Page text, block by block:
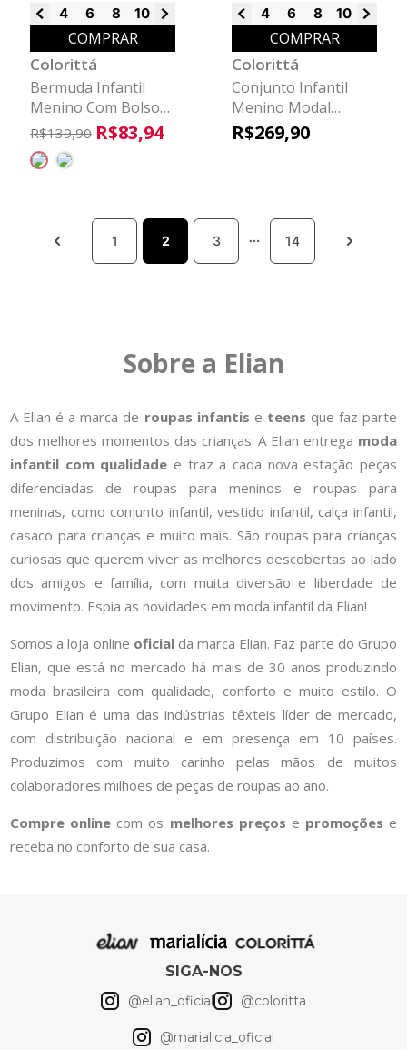
4 6 8 10 12
COMPRAR
Colorittá
Bermuda Infantil
Menino Com Bolsos
Colorittá
R$139,90 R$83,94
4 6 8 10 12
COMPRAR
Colorittá
Conjunto Infantil
Menino Modal
Easemove Colorittá
R$269,90
1 2 3 14
Sobre a Elian
A Elian é a marca de roupas infantis e teens que faz parte
dos melhores momentos das crianças. A Elian entrega moda
infantil com qualidade e traz a cada nova estação peças
diferenciadas de roupas para meninos e roupas para
meninas, como conjunto infantil, vestido infantil, calça infantil,
casaco para crianças e muito mais. São roupas para crianças
curiosas que querem viver as melhores descobertas ao lado
dos amigos e família, com muita diversão e liberdade de
movimento. Espia as novidades em moda infantil da Elian!
Somos a loja online oficialda marca Elian. Faz parte do Grupo
Elian, que está no mercado há mais de 30 anos produzindo
moda brasileira com qualidade, conforto e muito estilo. O
Grupo Elian é uma das indústrias têxteis líder de mercado,
com distribuição nacional e em presença em 10 países.
Produzimos com muito carinho pelas mãos de muitos
colaboradores milhões de peças de roupas ao ano.
Compre online com os melhores preços e promoções e
receba no conforto de sua casa.
SIGA-NOS
@elian_oficial @coloritta
@marialicia_oficial